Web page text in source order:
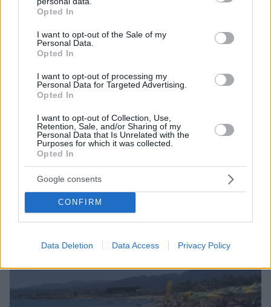
grant or deny consent to Google and its third-party tags to
use your data for below specified purposes in below Google
consent section.
Opted In
I want to opt-out of the Sale of my
Personal Data.
Opted In
I want to opt-out of processing my
Personal Data for Targeted Advertising.
Opted In
I want to opt-out of Collection, Use,
Retention, Sale, and/or Sharing of my
Personal Data that Is Unrelated with the
Purposes for which it was collected.
Opted In
Google consents
CONFIRM
Data Deletion Data Access Privacy Policy
Στη ΓΑΔΑ κρατείται η 46χρονη που κατηγορείται για την
επίθεση στη Marfin, δείτε βίντεο και φωτογραφίες
3 ταξιδιωτικές συνήθειες της Gen Z που θα
διαμορφώσουν νέες τάσεις στον τουρισμό
06.08.2026, 23:16
ΔΕΙΤΕ ΟΛΕΣ ΤΙΣ ΕΙΔΗΣΕΙΣ
ΤΑ ΠΙΟ ΔΗΜΟΦΙΛΗ